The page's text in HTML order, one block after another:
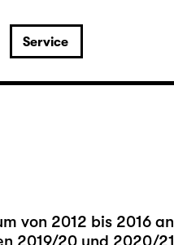
Service
von 2012 bis 2016 an